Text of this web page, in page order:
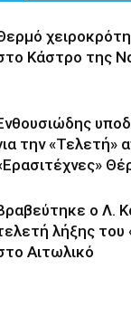
Κάστρο της
την «Τελετή»
ο Λ.
λήξης
Αιτωλικό